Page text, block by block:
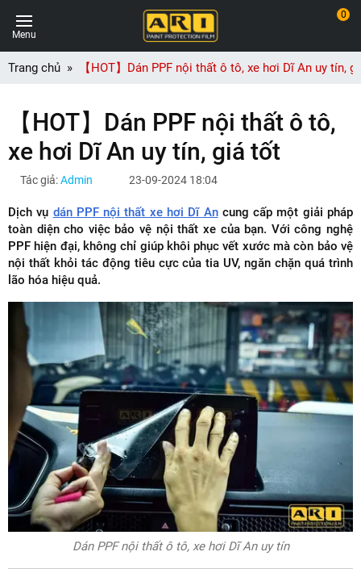
Menu
0
Trang chủ 【HOT】Dán PPF nội thất ô tô, xe hơi Dĩ An uy tín,
【HOT】Dán PPF nội thất ô tô,
xe hơi Dĩ An uy tín, giá tốt
Tác giả:Admin 23-09-2024 18:04
Dịch vụ dán PPF nội thất xe hơi Dĩ Ancung cấp một giải pháp
toàn diện cho việc bảo vệ nội thất xe của bạn. Với công nghệ
PPF hiện đại, không chỉ giúp khôi phục vết xước mà còn bảo vệ
nội thất khỏi tác động tiêu cực của tia UV, ngăn chặn quá trình
lão hóa hiệu quả.
Dán PPF nội thất ô tô, xe hơi Dĩ An uy tín